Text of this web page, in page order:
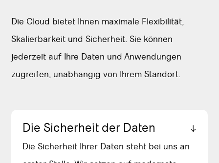
Die Cloud bietet Ihnen maximale Flexibilität,
Skalierbarkeit und Sicherheit. Sie können
jederzeit auf Ihre Daten und Anwendungen
zugreifen, unabhängig von Ihrem Standort.
Die Sicherheit der Daten
Die Sicherheit Ihrer Daten steht bei uns an